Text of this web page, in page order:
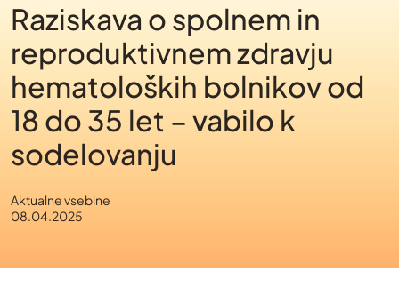
Raziskava o spolnem in
reproduktivnem zdravju
hematoloških bolnikov od
18 do 35 let – vabilo k
sodelovanju
Aktualne vsebine
08.04.2025